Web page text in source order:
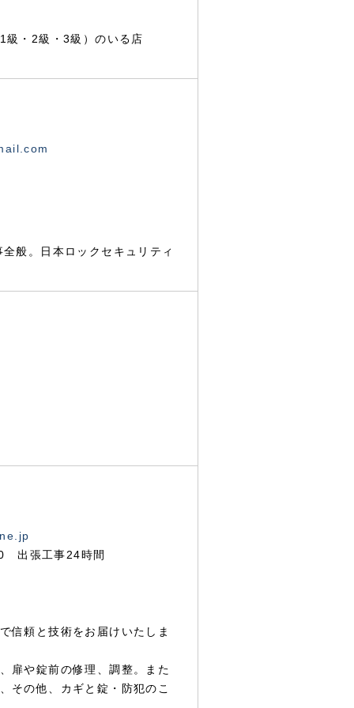
・2級・3級）のいる店
般。日本ロックセキュリティ
出張工事24時間
信頼と技術をお届けいたしま
扉や錠前の修理、調整。また
その他、カギと錠・防犯のこ